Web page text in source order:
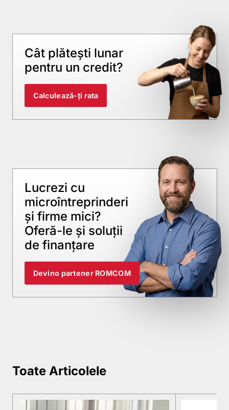
Cât plătești lunar
pentru un credit?
Calculează-ți rata
Lucrezi cu
microîntreprinderi
și firme mici?
Oferă-le și soluții
de finanțare
Devino partener ROMCOM
Toate Articolele